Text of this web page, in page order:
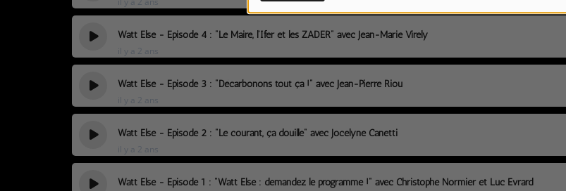
LES JEUX-CONCOURS
CONTACTEZ-NOUS !Watt Else - Episode 4 : "Le Maire, l'Ifer et les ZADER" avec Jean-Marie Virely
il y a 2 ans
Watt Else - Episode 3 : "Décarbonons tout ça !" avec Jean-Pierre Riou
il y a 2 ans
Watt Else - Episode 2 : "Le courant, ça douille" avec Jocelyne Canetti
il y a 2 ans
Watt Else - Episode 1 : "Watt Else : demandez le programme !" avec Christophe Normier et Luc Evrard